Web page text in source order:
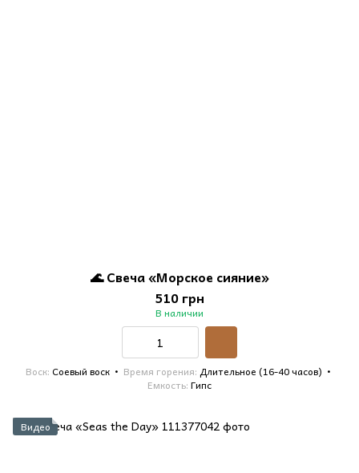
🌊 Свеча «Морское сияние»
510 грн
В наличии
Воск Соевый воск Время горения Длительное (16-40 часов)
Емкость Гипс
Видео